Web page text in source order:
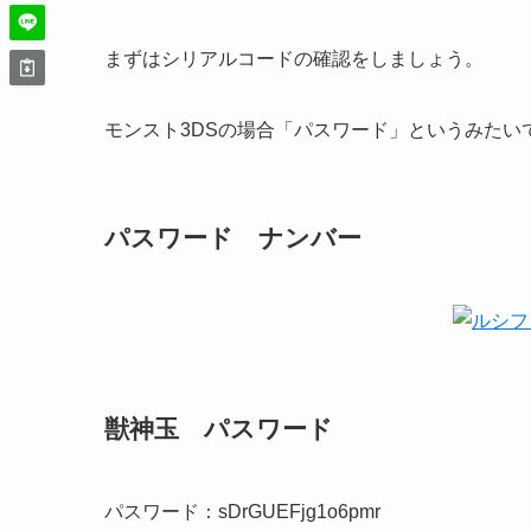
まずはシリアルコードの確認をしましょう。
モンスト3DSの場合「パスワード」というみたい
パスワード ナンバー
獣神玉 パスワード
パスワード：sDrGUEFjg1o6pmr